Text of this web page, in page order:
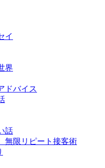
イ
界
ドバイス
話
限リピート接客術